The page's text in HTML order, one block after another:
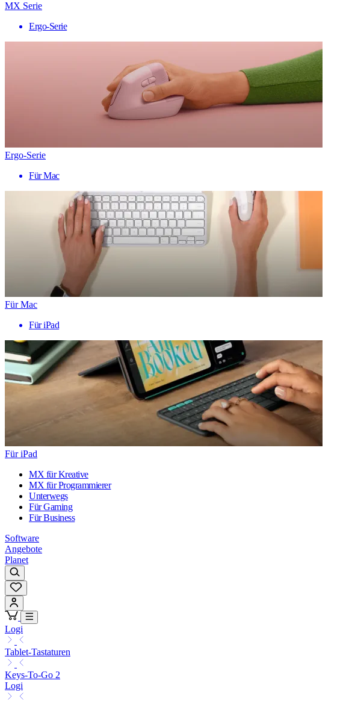
MX Serie
Ergo-Serie
Ergo-Serie
Für Mac
Für Mac
Für iPad
Für iPad
MX für Kreative
MX für Programmierer
Unterwegs
Für Gaming
Für Business
Software
Angebote
Planet
Logi
Tablet-Tastaturen
Keys-To-Go 2
Logi